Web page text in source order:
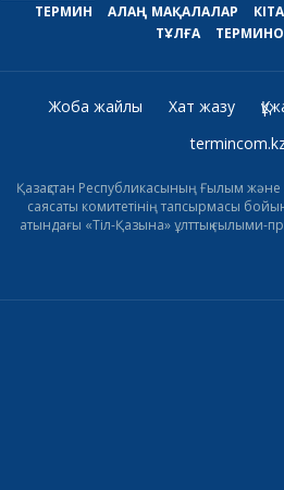
ТЕРМИН АЛАҢ МАҚАЛАЛАР
ТҰЛҒА
Жоба жайлы Хат жазу
Қазақстан Республикасының Ғылым және
саясаты комитетінің тапсырмасы
атындағы «Тіл-Қазына» ұлттық ғылыми-